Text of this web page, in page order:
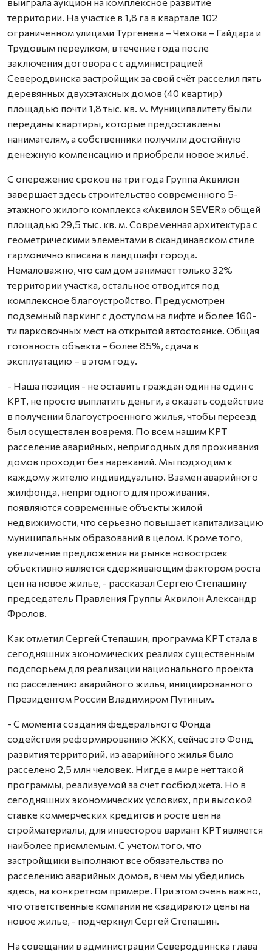
территории. На участке в 1,8 га в квартале 102
ограниченном улицами Тургенева – Чехова – Гайдара и
Трудовым переулком, в течение года после
заключения договора с с администрацией
Северодвинска застройщик за свой счёт расселил пять
деревянных двухэтажных домов (40 квартир)
площадью почти 1,8 тыс. кв. м. Муниципалитету были
переданы квартиры, которые предоставлены
нанимателям, а собственники получили достойную
денежную компенсацию и приобрели новое жильё.
С опережение сроков на три года Группа Аквилон
завершает здесь строительство современного 5-
этажного жилого комплекса «Аквилон SEVER» общей
площадью 29,5 тыс. кв. м. Современная архитектура с
геометрическими элементами в скандинавском стиле
гармонично вписана в ландшафт города.
Немаловажно, что сам дом занимает только 32%
территории участка, остальное отводится под
комплексное благоустройство. Предусмотрен
подземный паркинг с доступом на лифте и более 160-
ти парковочных мест на открытой автостоянке. Общая
готовность объекта – более 85%, сдача в
эксплуатацию – в этом году.
- Наша позиция - не оставить граждан один на один с
КРТ, не просто выплатить деньги, а оказать содействие
в получении благоустроенного жилья, чтобы переезд
был осуществлен вовремя. По всем нашим КРТ
расселение аварийных, непригодных для проживания
домов проходит без нареканий. Мы подходим к
каждому жителю индивидуально. Взамен аварийного
жилфонда, непригодного для проживания,
появляются современные объекты жилой
недвижимости, что серьезно повышает капитализацию
муниципальных образований в целом. Кроме того,
увеличение предложения на рынке новостроек
объективно является сдерживающим фактором роста
цен на новое жилье, - рассказал Сергею Степашину
председатель Правления Группы Аквилон Александр
Фролов.
Как отметил Сергей Степашин, программа КРТ стала в
сегодняшних экономических реалиях существенным
подспорьем для реализации национального проекта
по расселению аварийного жилья, инициированного
Президентом России Владимиром Путиным.
- С момента создания федерального Фонда
содействия реформированию ЖКХ, сейчас это Фонд
развития территорий, из аварийного жилья было
расселено 2,5 млн человек. Нигде в мире нет такой
программы, реализуемой за счет госбюджета. Но в
сегодняшних экономических условиях, при высокой
ставке коммерческих кредитов и росте цен на
стройматериалы, для инвесторов вариант КРТ является
наиболее приемлемым. С учетом того, что
застройщики выполняют все обязательства по
расселению аварийных домов, в чем мы убедились
здесь, на конкретном примере. При этом очень важно,
что ответственные компании не «задирают» цены на
новое жилье, - подчеркнул Сергей Степашин.
На совещании в администрации Северодвинска глава